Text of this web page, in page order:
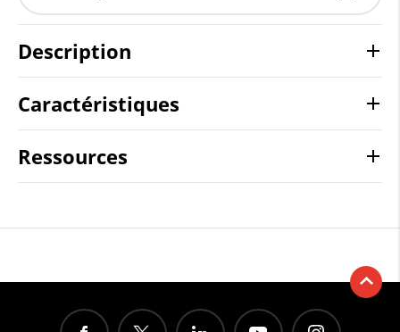
Description
Caractéristiques
Ressources